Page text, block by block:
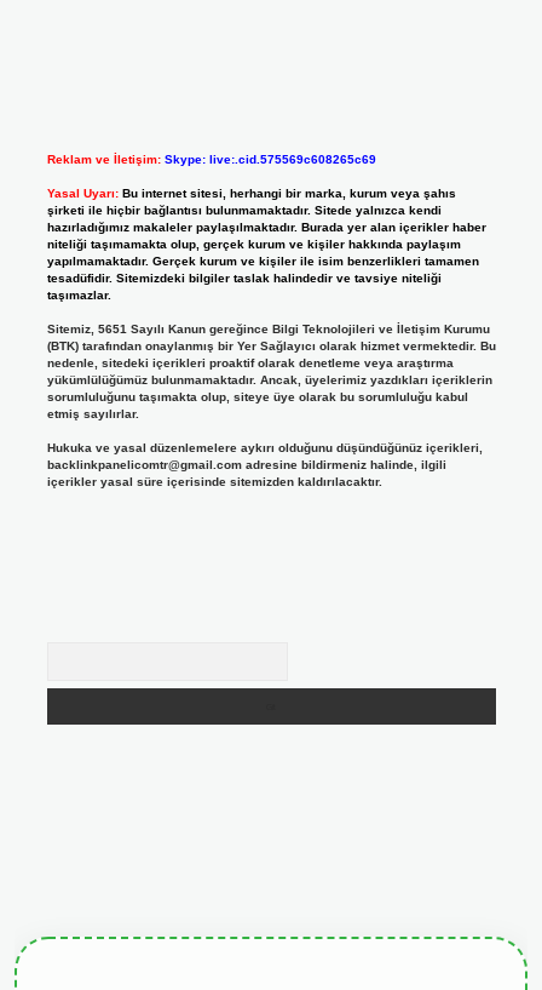
Reklam ve İletişim: Skype: live:.cid.575569c608265c69
Yasal Uyarı: Bu internet sitesi, herhangi bir marka, kurum veya şahıs
şirketi ile hiçbir bağlantısı bulunmamaktadır. Sitede yalnızca kendi
hazırladığımız makaleler paylaşılmaktadır. Burada yer alan içerikler haber
niteliği taşımamakta olup, gerçek kurum ve kişiler hakkında paylaşım
yapılmamaktadır. Gerçek kurum ve kişiler ile isim benzerlikleri tamamen
tesadüfidir. Sitemizdeki bilgiler taslak halindedir ve tavsiye niteliği
taşımazlar.
Sitemiz, 5651 Sayılı Kanun gereğince Bilgi Teknolojileri ve İletişim Kurumu
(BTK) tarafından onaylanmış bir Yer Sağlayıcı olarak hizmet vermektedir. Bu
nedenle, sitedeki içerikleri proaktif olarak denetleme veya araştırma
yükümlülüğümüz bulunmamaktadır. Ancak, üyelerimiz yazdıkları içeriklerin
sorumluluğunu taşımakta olup, siteye üye olarak bu sorumluluğu kabul
etmiş sayılırlar.
Hukuka ve yasal düzenlemelere aykırı olduğunu düşündüğünüz içerikleri,
backlinkpanelicomtr@gmail.comadresine bildirmeniz halinde, ilgili
içerikler yasal süre içerisinde sitemizden kaldırılacaktır.